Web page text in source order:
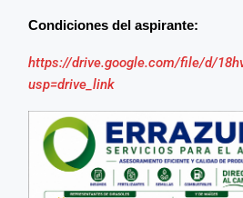
Condiciones del aspirante:
https://drive.google.com/file/d/
usp=drive_link